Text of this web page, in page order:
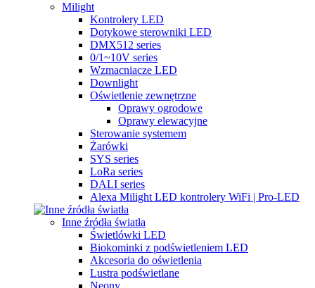
Milight
Kontrolery LED
Dotykowe sterowniki LED
DMX512 series
0/1~10V series
Wzmacniacze LED
Downlight
Oświetlenie zewnętrzne
Oprawy ogrodowe
Oprawy elewacyjne
Sterowanie systemem
Żarówki
SYS series
LoRa series
DALI series
Alexa Milight LED kontrolery WiFi | Pro-LED
Inne źródła światła
Świetlówki LED
Biokominki z podświetleniem LED
Akcesoria do oświetlenia
Lustra podświetlane
Neony